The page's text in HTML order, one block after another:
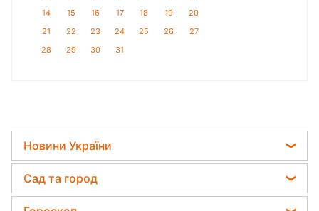
14
15 16 17 18 19
20
21
22 23 24 25 26
27
28
29 30 31
Новини України
Телеграм новини України
Пенсії в Україні
Сад та город
Садівник назвав найефективніший засіб проти